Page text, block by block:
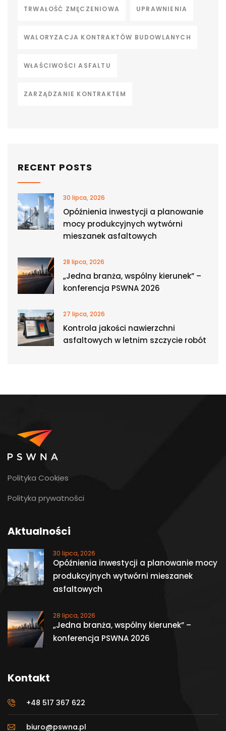
TRWAŁOŚĆ ZMĘCZENIOWA UPRAWNIENIA
WALORYZACJA KONTRAKTÓW BUDOWLANYCH
WŁAŚCIWOŚCI ASFALTU
ZARZĄDZANIE KONTRAKTEM
RECENT POSTS
30 lipca, 2026
Opóźnienia inwestycji a planowanie
mocy produkcyjnych wytwórni
mieszanek asfaltowych
28 lipca, 2026
„Jedna branża, wspólny kierunek” –
konferencja PSWNA 2026
27 lipca, 2026
Kontrola jakości nawierzchni
asfaltowych w letnim szczycie robót
Polityka Cookies
Polityka prywatności
Aktualności
30 lipca, 2026
Opóźnienia inwestycji a planowanie mocy
produkcyjnych wytwórni mieszanek
asfaltowych
28 lipca, 2026
„Jedna branża, wspólny kierunek” –
konferencja PSWNA 2026
Kontakt
+48 517 367 622
biuro@pswna.pl